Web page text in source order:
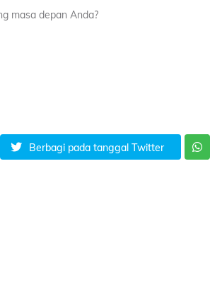
masa depan Anda?
Berbagi pada tanggal Twitter